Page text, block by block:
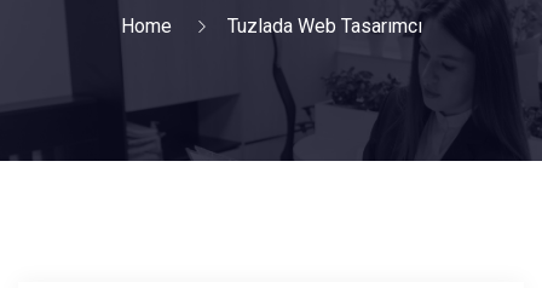
Home Tuzlada Web Tasarımcı